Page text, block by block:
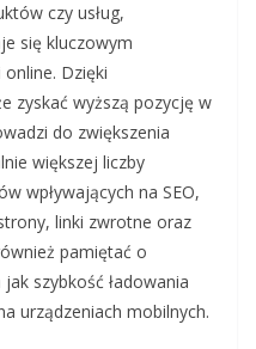
czy usług,
się kluczowym
Dzięki
zyskać wyższą pozycję w
do zwiększenia
większej liczby
wpływających na SEO,
linki zwrotne oraz
pamiętać o
szybkość ładowania
urządzeniach mobilnych.